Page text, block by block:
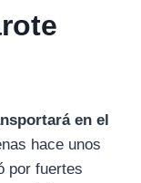
en el
hace unos
por fuertes